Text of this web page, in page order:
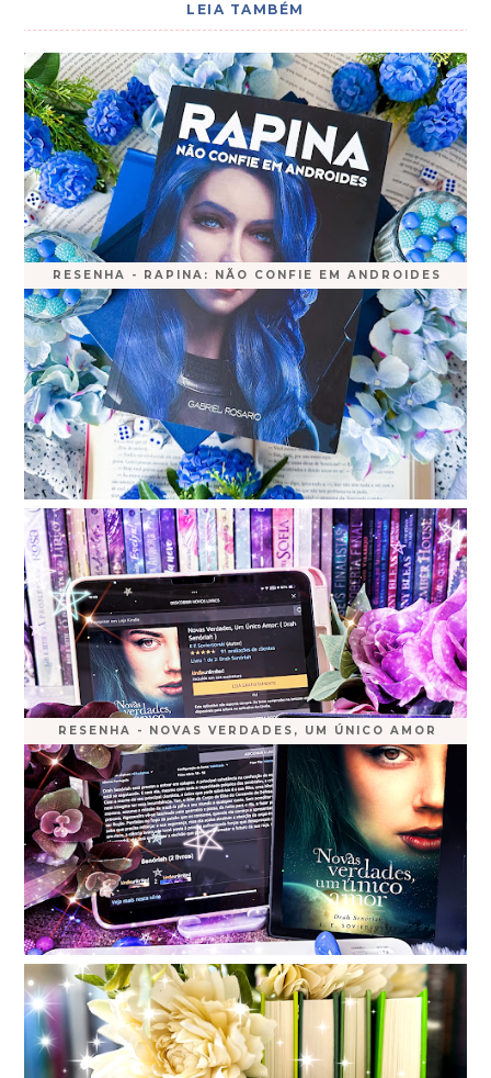
LEIA TAMBÉM
RESENHA - RAPINA: NÃO CONFIE EM ANDROIDES
RESENHA - NOVAS VERDADES, UM ÚNICO AMOR